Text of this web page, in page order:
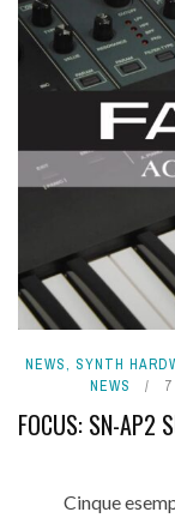
NEWS, SYNTH
NEWS
FOCUS: SN-AP2
Cinque